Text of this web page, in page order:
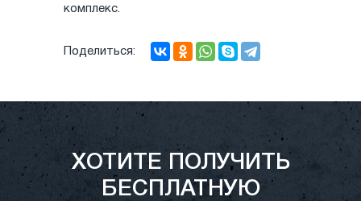
комплекс.
Поделиться:
ХОТИТЕ ПОЛУЧИТЬ
БЕСПЛАТНУЮ